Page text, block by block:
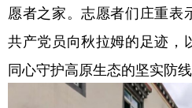
愿者之家。志愿者们庄重表
共产党员向秋拉姆的足迹，
同心守护高原生态的坚实防线